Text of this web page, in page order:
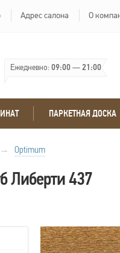
Адрес салона О
Ежедневно:09:00—21:00
ПАРКЕТНАЯ ДОСКА
→ Optimum
Либерти 437